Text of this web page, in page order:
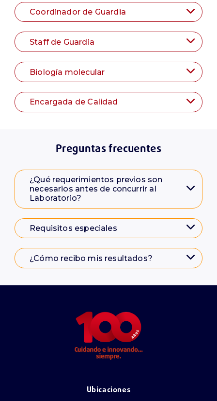
Coordinador de Guardia
Staff de Guardia
Biología molecular
Encargada de Calidad
Preguntas frecuentes
¿Qué requerimientos previos son
necesarios antes de concurrir al
Laboratorio?
Requisitos especiales
¿Cómo recibo mis resultados?
Ubicaciones